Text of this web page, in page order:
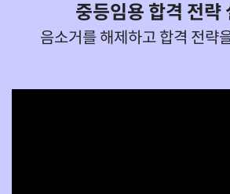
중등임용 합격 전략
음소거를 해제하고 합격 전략